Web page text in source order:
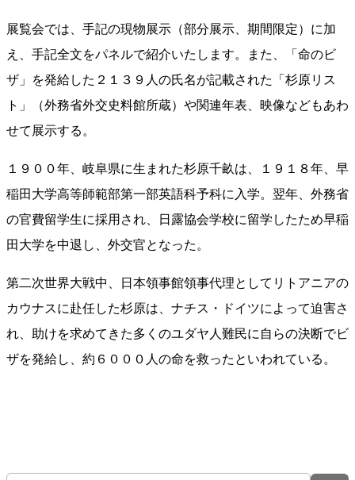
展覧会では、手記の現物展示（部分展示、期間限定）に加
え、手記全文をパネルで紹介いたします。また、「命のビ
ザ」を発給した２１３９人の氏名が記載された「杉原リス
ト」（外務省外交史料館所蔵）や関連年表、映像などもあわ
せて展示する。
１９００年、岐阜県に生まれた杉原千畝は、１９１８年、早
稲田大学高等師範部第一部英語科予科に入学。翌年、外務省
の官費留学生に採用され、日露協会学校に留学したため早稲
田大学を中退し、外交官となった。
第二次世界大戦中、日本領事館領事代理としてリトアニアの
カウナスに赴任した杉原は、ナチス・ドイツによって迫害さ
れ、助けを求めてきた多くのユダヤ人難民に自らの決断でビ
ザを発給し、約６０００人の命を救ったといわれている。